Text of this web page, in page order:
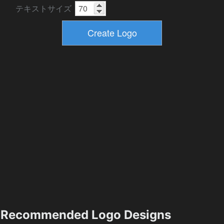
テキストサイズ
Recommended Logo Designs